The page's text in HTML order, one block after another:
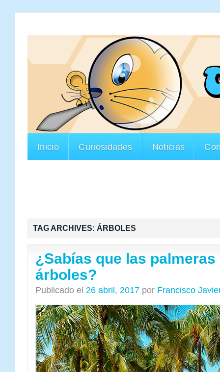
Inicio Curiosidades Noticias
TAG ARCHIVES: ÁRBOLES
¿Sabías que las palmeras
árboles?
Publicado el 26 abril, 2017 por Francisco